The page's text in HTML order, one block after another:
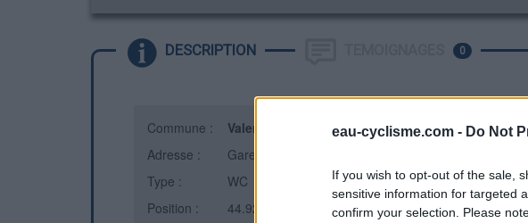
eau-cyclisme.com - Do Not
If you wish to opt-out of the sale,
sensitive information for targeted
confirm your selection. Please
DESCRIPTION 0
Commune : Valence
Adresse :
Gare
Type :
WC
Position :
44.928073°N, 4.893496°E